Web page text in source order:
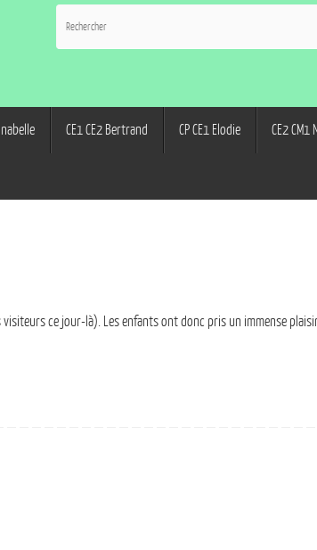
CE1 CE2 Bertrand CP CE1 Elodie CE2 CM1
ce jour-là). Les enfants ont donc pris un immense